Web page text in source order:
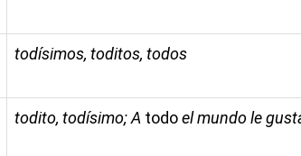
todísimos, toditos, todos
todito, todísimo; A todoel mundo le